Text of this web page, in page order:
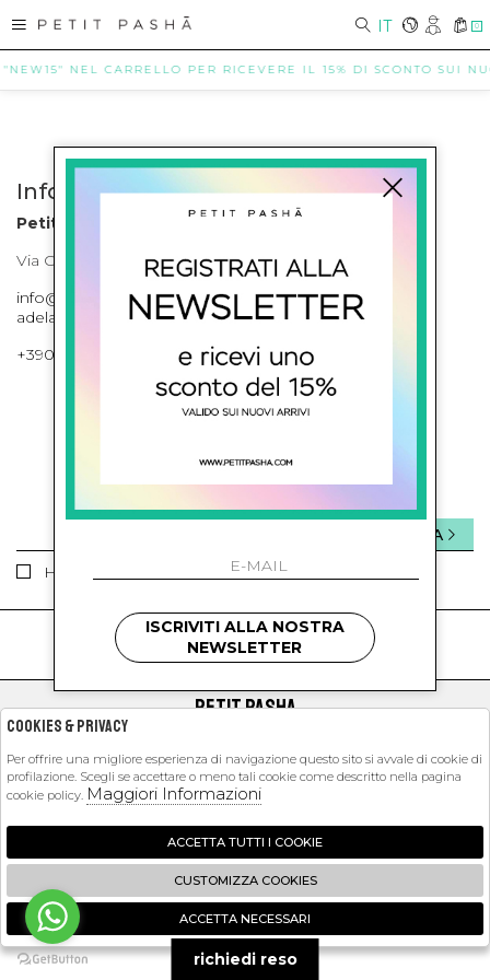
IT 0
NEL CARRELLO PER RICEVERE IL 15% DI SCONTO SUI
Info contatti
Petit Pasha
Via Cilea, 255 Napoli Corso Umberto I 301 Napoli
info@petitpasha.com, petitpasha@hotmail.it,
adelaide.petitpasha@hotmail.com
+39081643421 , +390812351280
ISCRIVITI ALLA NEWSLETTER
Ho letto ed accettato le condizioni sulla privacy.
INVIA
kids
PETIT PASHA
EXTRA
2026 Petit Pasha - P.iva : 09423341214 Powered by
Zucchetti
🍪
ISCRIVITI ALLA NOSTRA
NEWSLETTER
richiedi reso
Cookies & Privacy
Per offrire una migliore esperienza di navigazione questo sito si avvale di cookie di
profilazione. Scegli se accettare o meno tali cookie come descritto nella pagina
cookie policy. Maggiori Informazioni
ACCETTA TUTTI I COOKIE
CUSTOMIZZA COOKIES
ACCETTA NECESSARI